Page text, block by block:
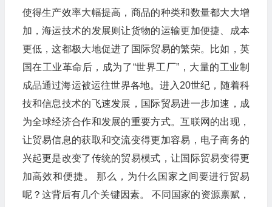
使得生产效率大幅提高，商品的种类和数量都大大增
加，海运技术的发展则让货物的运输更加便捷、成本
更低，这都极大地促进了国际贸易的繁荣。比如，英
国在工业革命后，成为了“世界工厂”，大量的工业制
成品通过海运被运往世界各地。进入20世纪，随着科
技和信息技术的飞速发展，国际贸易进一步加速，成
为全球经济合作和发展的重要方式。互联网的出现，
让贸易信息的获取和交流变得更加容易，电子商务的
兴起更是改变了传统的贸易模式，让国际贸易变得更
加高效和便捷。​ 那么，为什么国家之间要进行贸易
呢？这背后有几个关键因素。​ 不同国家的资源禀赋，